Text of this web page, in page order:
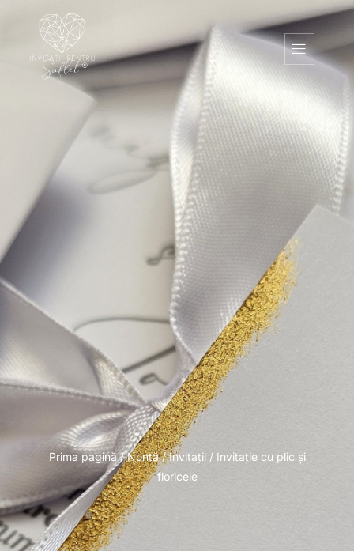
Prima pagină/Nuntă/Invitații/ Invitație cu plic și
floricele